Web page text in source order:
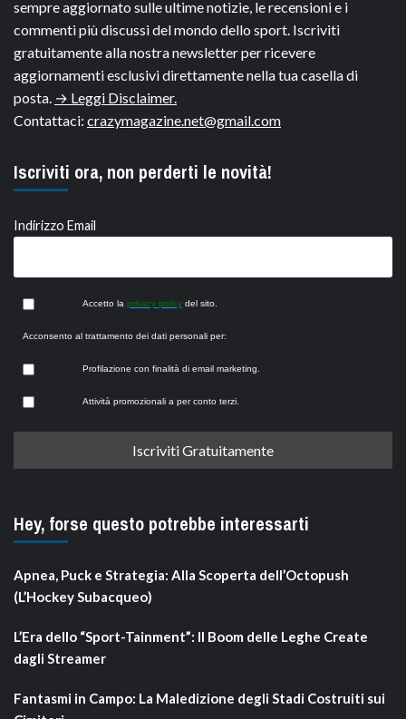
sempre aggiornato sulle ultime notizie, le recensioni e i
commenti più discussi del mondo dello sport. Iscriviti
gratuitamente alla nostra newsletter per ricevere
aggiornamenti esclusivi direttamente nella tua casella di
posta. → Leggi Disclaimer.
Contattaci: crazymagazine.net@gmail.com
Iscriviti ora, non perderti le novità!
Indirizzo Email
Accetto la privacy policy del sito.
Acconsento al trattamento dei dati personali per:
Profilazione con finalità di email marketing.
Attività promozionali a per conto terzi.
Hey, forse questo potrebbe interessarti
Apnea, Puck e Strategia: Alla Scoperta dell’Octopush
(L’Hockey Subacqueo)
L’Era dello “Sport-Tainment”: Il Boom delle Leghe Create
dagli Streamer
Fantasmi in Campo: La Maledizione degli Stadi Costruiti sui